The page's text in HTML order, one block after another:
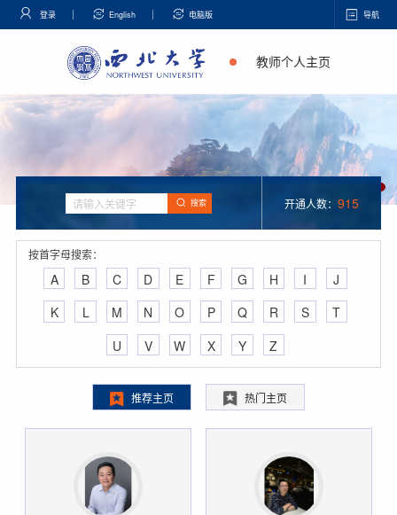
登录 English 电脑版 导航
教师个人主页
搜索 开通人数： 915
按首字母搜索：
A B C D E F G H I
J
K
L M N O P Q R S
T
U
V W X Y Z
推荐主页 热门主页